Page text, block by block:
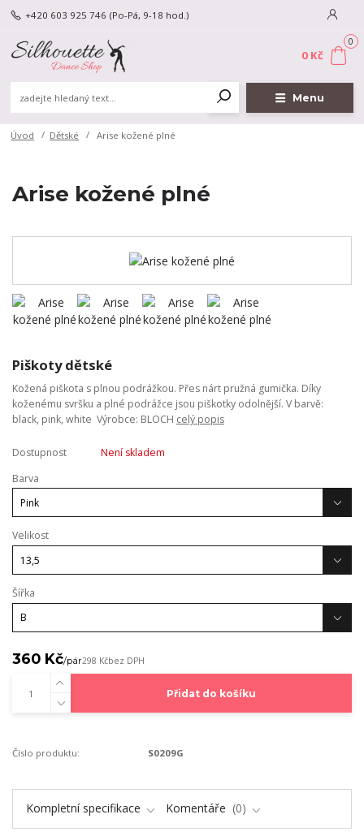
Menu
+420 603 925 746 (Po-Pá, 9-18 hod.)
0
0 Kč
Úvod Dětské Arise kožené plné
Arise kožené plné
Piškoty dětské
Kožená piškota s plnou podrážkou. Přes nárt pružná gumička. Díky
koženému svršku a plné podrážce jsou piškotky odolnější. V barvě:
black, pink, white Výrobce: BLOCH celý popis
Dostupnost
Není skladem
Barva
Velikost
Šířka
360 Kč/pár298 Kčbez DPH
Přidat do košíku
Číslo produktu: S0209G
Kompletní specifikace Komentáře 0